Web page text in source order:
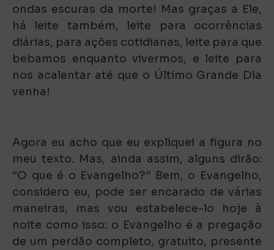
ondas escuras da morte! Mas graças a Ele,
há leite também, leite para ocorrências
diárias, para ações cotidianas, leite para que
bebamos enquanto vivermos, e leite para
nos acalentar até que o Último Grande Dia
venha!
Agora eu acho que eu expliquei a figura no
meu texto. Mas, ainda assim, alguns dirão:
“O que é o Evangelho?” Bem, o Evangelho,
considero eu, pode ser encarado de várias
maneiras, mas vou estabelece-lo hoje à
noite como isso: o Evangelho é a pregação
de um perdão completo, gratuito, presente